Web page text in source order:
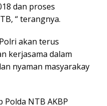
dan proses
“ terangnya.
akan terus
kerjasama dalam
nyaman masyarakay
Polda NTB AKBP